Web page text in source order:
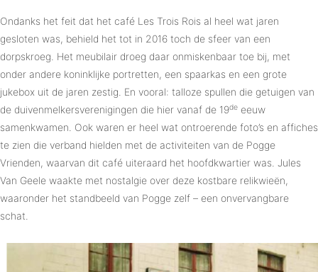
Ondanks het feit dat het café Les Trois Rois al heel wat jaren
gesloten was, behield het tot in 2016 toch de sfeer van een
dorpskroeg. Het meubilair droeg daar onmiskenbaar toe bij, met
onder andere koninklijke portretten, een spaarkas en een grote
jukebox uit de jaren zestig. En vooral: talloze spullen die getuigen van
de duivenmelkersverenigingen die hier vanaf de 19de eeuw
samenkwamen. Ook waren er heel wat ontroerende foto’s en affiches
te zien die verband hielden met de activiteiten van de Pogge
Vrienden, waarvan dit café uiteraard het hoofdkwartier was. Jules
Van Geele waakte met nostalgie over deze kostbare relikwieën,
waaronder het standbeeld van Pogge zelf – een onvervangbare
schat.